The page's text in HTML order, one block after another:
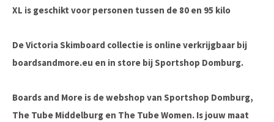
XL is geschikt voor personen tussen de 80 en 95 kilo
De Victoria Skimboard collectie is online verkrijgbaar bij
boardsandmore.eu en in store bij Sportshop Domburg.
Boards and More is de webshop van Sportshop Domburg,
The Tube Middelburg en The Tube Women. Is jouw maat